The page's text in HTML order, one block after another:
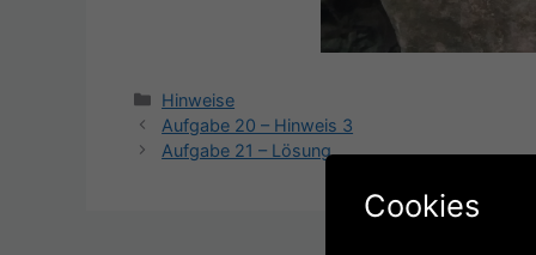
Kategorien
Hinweise
Beitrags-
Navigation
Aufgabe 20 – Hinweis 3
Aufgabe 21 – Lösung
Cookies